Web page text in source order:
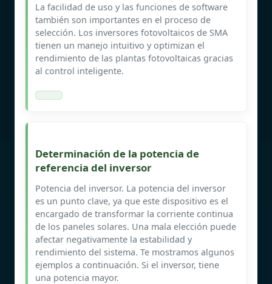
La facilidad de uso y las funciones de software
también son importantes en el proceso de
selección. Los inversores fotovoltaicos de SMA
tienen un manejo intuitivo y optimizan el
rendimiento de las plantas fotovoltaicas gracias
al control inteligente.
Determinación de la potencia de
referencia del inversor
Potencia del inversor. La potencia del inversor
es un punto clave, ya que este dispositivo es el
encargado de transformar la corriente continua
de los paneles solares. Una mala elección puede
afectar negativamente la estabilidad y
rendimiento del sistema. Te mostramos algunos
ejemplos a continuación. Si el inversor, tiene
una potencia mayor.